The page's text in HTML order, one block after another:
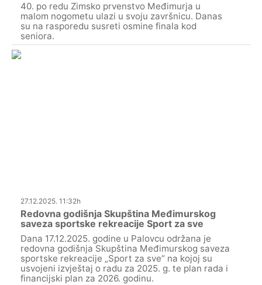
40. po redu Zimsko prvenstvo Međimurja u
malom nogometu ulazi u svoju završnicu. Danas
su na rasporedu susreti osmine finala kod
seniora.
27.12.2025. 11:32h
Redovna godišnja Skupština Međimurskog
saveza sportske rekreacije Sport za sve
Dana 17.12.2025. godine u Palovcu održana je
redovna godišnja Skupština Međimurskog saveza
sportske rekreacije „Sport za sve“ na kojoj su
usvojeni izvještaj o radu za 2025. g. te plan rada i
financijski plan za 2026. godinu.